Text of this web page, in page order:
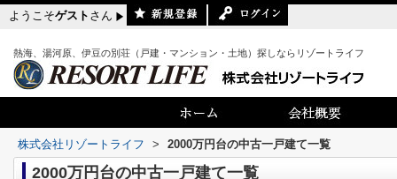
ようこそゲスト さん
熱海、湯河原、伊豆の別荘（戸建・マンション・土地）探しならリゾートライフ
株式会社リゾートライフ > 2000万円台の中古一戸建て一覧
2000万円台の中古一戸建て一覧